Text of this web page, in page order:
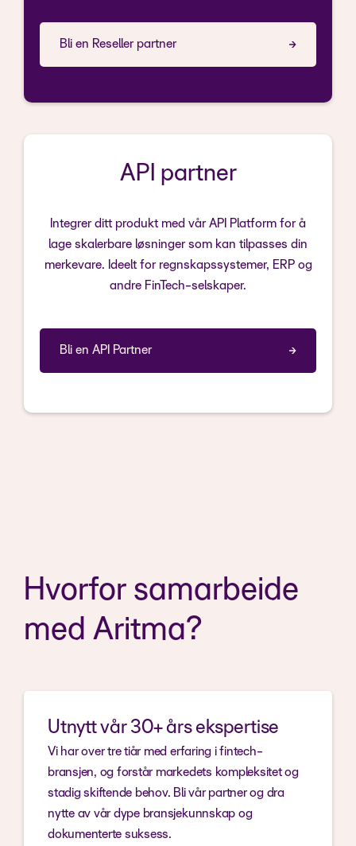
Bli en Reseller partner
API partner
Integrer ditt produkt med vår API Platform for å
lage skalerbare løsninger som kan tilpasses din
merkevare. Ideelt for regnskapssystemer, ERP og
andre FinTech-selskaper.
Bli en API Partner
Hvorfor samarbeide
med Aritma?
Utnytt vår 30+ års ekspertise
Vi har over tre tiår med erfaring i fintech-
bransjen, og forstår markedets kompleksitet og
stadig skiftende behov. Bli vår partner og dra
nytte av vår dype bransjekunnskap og
dokumenterte suksess.